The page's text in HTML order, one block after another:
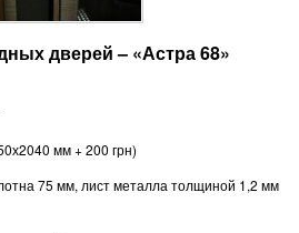
дверей – «Астра 68»
мм + 200 грн)
75 мм, лист металла толщиной 1,2 мм